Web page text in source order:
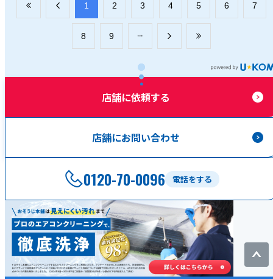
​1 ​2 ​3 ​4 ​5 ​6 ​7
​8 ​9
店舗に依頼する
店舗にお問い合わせ
電話をする
0120-70-0096